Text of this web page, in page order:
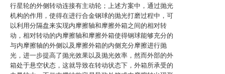
行星轮的外侧转动连接有主动轮；上述方案中，通过抛光
机构的作用，使得在进行合金钢球的抛光打磨过程中，可
以利用分隔盘来实现内摩擦轴和摩擦外箱之间的相对转
动，相对转动的内摩擦轴和摩擦外箱使得钢球能够充分的
与内摩擦轴的外侧以及摩擦外箱的内侧充分摩擦进行抛
光，进一步提高了抛光效果以及抛光效率，然而外部的外
箱处于悬空状态，这就导致在转动状态下，外箱所承受的